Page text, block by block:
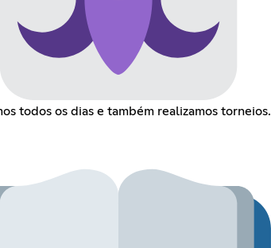
todos os dias e também realizamos torneios.